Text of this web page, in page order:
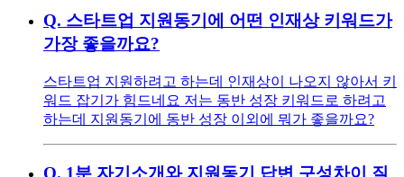
Q. 스타트업 지원동기에 어떤 인재상 키워드가
가장 좋을까요?
스타트업 지원하려고 하는데 인재상이 나오지 않아서 키
워드 잡기가 힘드네요 저는 동반 성장 키워드로 하려고
하는데 지원동기에 동반 성장 이외에 뭐가 좋을까요?
Q. 1분 자기소개와 지원동기 답변 구성차이 질